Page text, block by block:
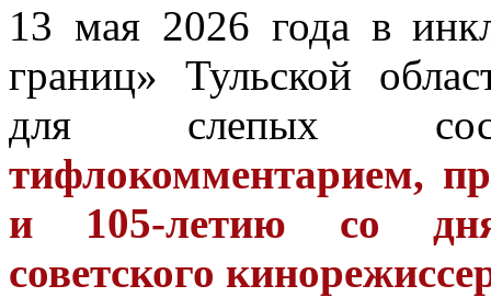
13 мая 2026 года в
границ» Тульской
для слепых
тифлокомментарием,
и 105-летию со
советского